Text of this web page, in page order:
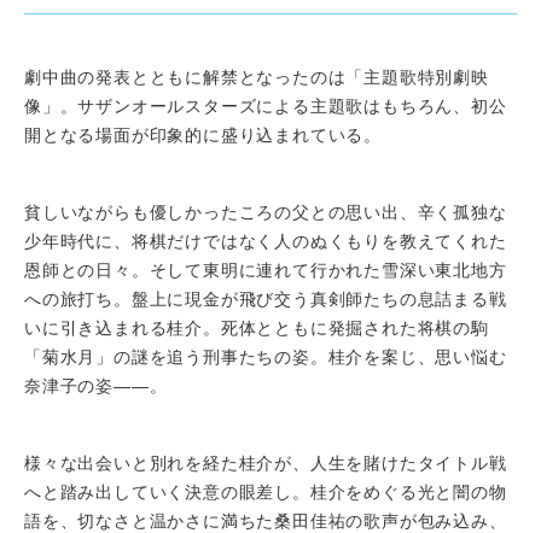
劇中曲の発表とともに解禁となったのは「主題歌特別劇映
像」。サザンオールスターズによる主題歌はもちろん、初公
開となる場面が印象的に盛り込まれている。
貧しいながらも優しかったころの父との思い出、辛く孤独な
少年時代に、将棋だけではなく人のぬくもりを教えてくれた
恩師との日々。そして東明に連れて行かれた雪深い東北地方
への旅打ち。盤上に現金が飛び交う真剣師たちの息詰まる戦
いに引き込まれる桂介。死体とともに発掘された将棋の駒
「菊水月」の謎を追う刑事たちの姿。桂介を案じ、思い悩む
奈津子の姿――。
様々な出会いと別れを経た桂介が、人生を賭けたタイトル戦
へと踏み出していく決意の眼差し。桂介をめぐる光と闇の物
語を、切なさと温かさに満ちた桑田佳祐の歌声が包み込み、